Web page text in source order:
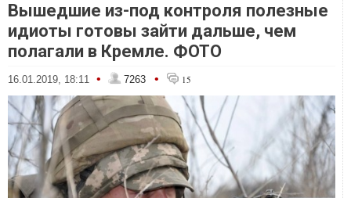
Вышедшие из-под контроля полезные
идиоты готовы зайти дальше, чем
полагали в Кремле. ФОТО
16.01.2019, 18:11 • 7263 • 15